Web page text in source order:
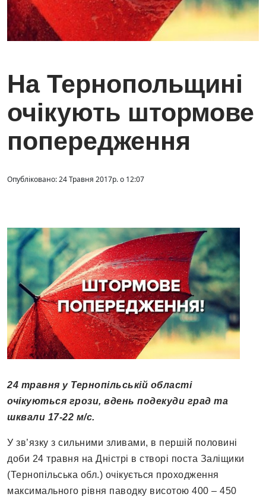
На Тернопольщині
очікують штормове
попередження
Опубліковано: 24 Травня 2017р. о 12:07
24 травня у Тернопільській області
очікуються грози, вдень подекуди град та
шквали 17-22 м/с.
У зв’язку з сильними зливами, в першiй половинi
доби 24 травня на Днiстрi в створі поста Залiщики
(Тернопiльська обл.) очiкується проходження
максимального рівня паводку висотою 400 – 450